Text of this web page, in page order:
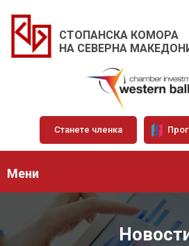
СТОПАНСКА КОМОРА
НА СЕВЕРНА
Станете членка
Мени